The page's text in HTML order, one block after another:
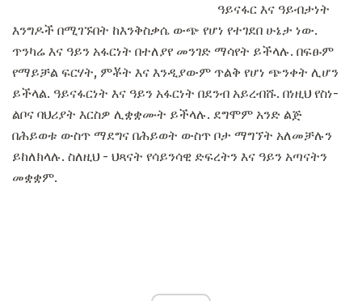
ዓይናፋር እና ዓይብታነት
እንግዶች በሚገኙበት ከእንቅስቃሴ ውጭ የሆነ የተገደበ ሁኔታ ነው.
ጥንካሬ እና ዓይን አፋርነት በተለያየ መንገድ ማሳየት ይችላሉ. በፍፁም
የማይቻል ፍርሃት, ምቾት እና እንዲያውም ጥልቅ የሆነ ጭንቀት ሊሆን
ይችላል. ዓይናፋርነት እና ዓይን አፋርነት በደንብ አይረብሹ. በነዚህ የስነ-
ልቦና ባህሪያት እርስዎ ሊቋቋሙት ይችላሉ. ደግሞም አንድ ልጅ
በሕይወቱ ውስጥ ማደግና በሕይወት ውስጥ ቦታ ማግኘት አለመቻሉን
ይከለክላሉ. ስለዚህ - ህጻናት የሳይንሳዊ ድፍረትን እና ዓይን አጣናትን
መቋቋም.